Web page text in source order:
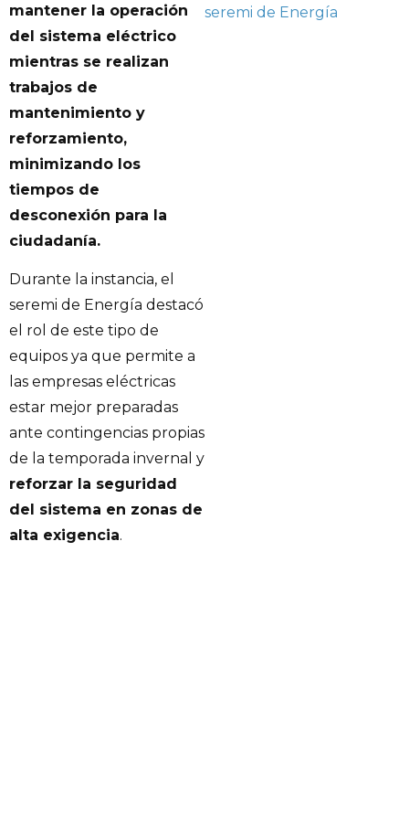
mantener la operación
del sistema eléctrico
mientras se realizan
trabajos de
mantenimiento y
reforzamiento,
minimizando los
tiempos de
desconexión para la
ciudadanía.
Durante la instancia, el
seremi de Energía destacó
el rol de este tipo de
equipos ya que permite a
las empresas eléctricas
estar mejor preparadas
ante contingencias propias
de la temporada invernal y
reforzar la seguridad
del sistema en zonas de
alta exigencia.
seremi de Energía